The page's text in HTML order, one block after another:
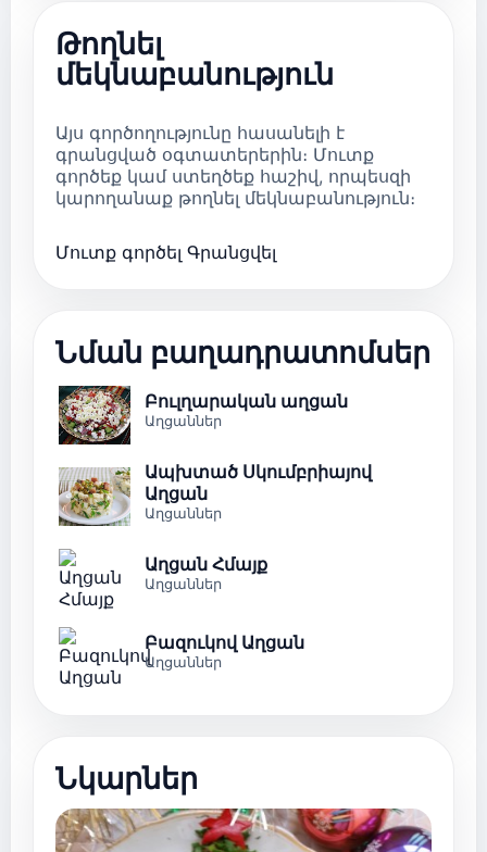
Թողնել
մեկնաբանություն
Այս գործողությունը հասանելի է
գրանցված օգտատերերին։ Մուտք
գործեք կամ ստեղծեք հաշիվ, որպեսզի
կարողանաք թողնել մեկնաբանություն։
Մուտք գործել Գրանցվել
Նման բաղադրատոմսեր
Բուլղարական աղցան
Աղցաններ
Ապխտած Սկումբրիայով
Աղցան
Աղցաններ
Աղցան Հմայք
Աղցաններ
Բազուկով Աղցան
Աղցաններ
Նկարներ